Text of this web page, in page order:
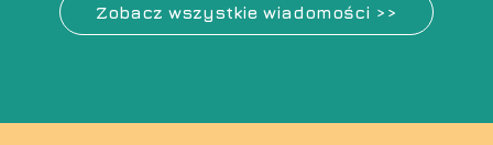
Zobacz wszystkie wiadomości >>